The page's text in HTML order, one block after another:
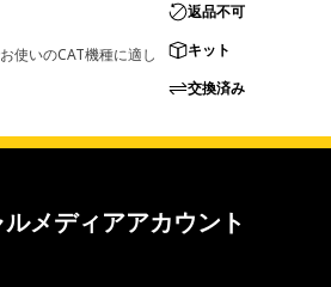
使いのCAT機種に適し
返品不可
キット
交換済み
ルメディアアカウント